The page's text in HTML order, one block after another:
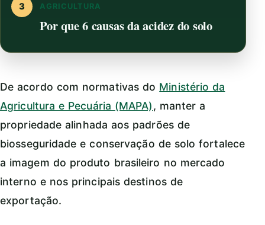
3 AGRICULTURA
Por que 6 causas da acidez do solo
De acordo com normativas do Ministério da
Agricultura e Pecuária (MAPA), manter a
propriedade alinhada aos padrões de
biosseguridade e conservação de solo fortalece
a imagem do produto brasileiro no mercado
interno e nos principais destinos de
exportação.